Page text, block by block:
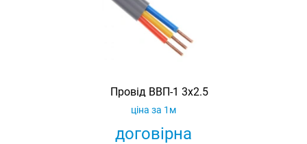
Провід ВВП-1 3х2.5
договірна
ціна за 1м